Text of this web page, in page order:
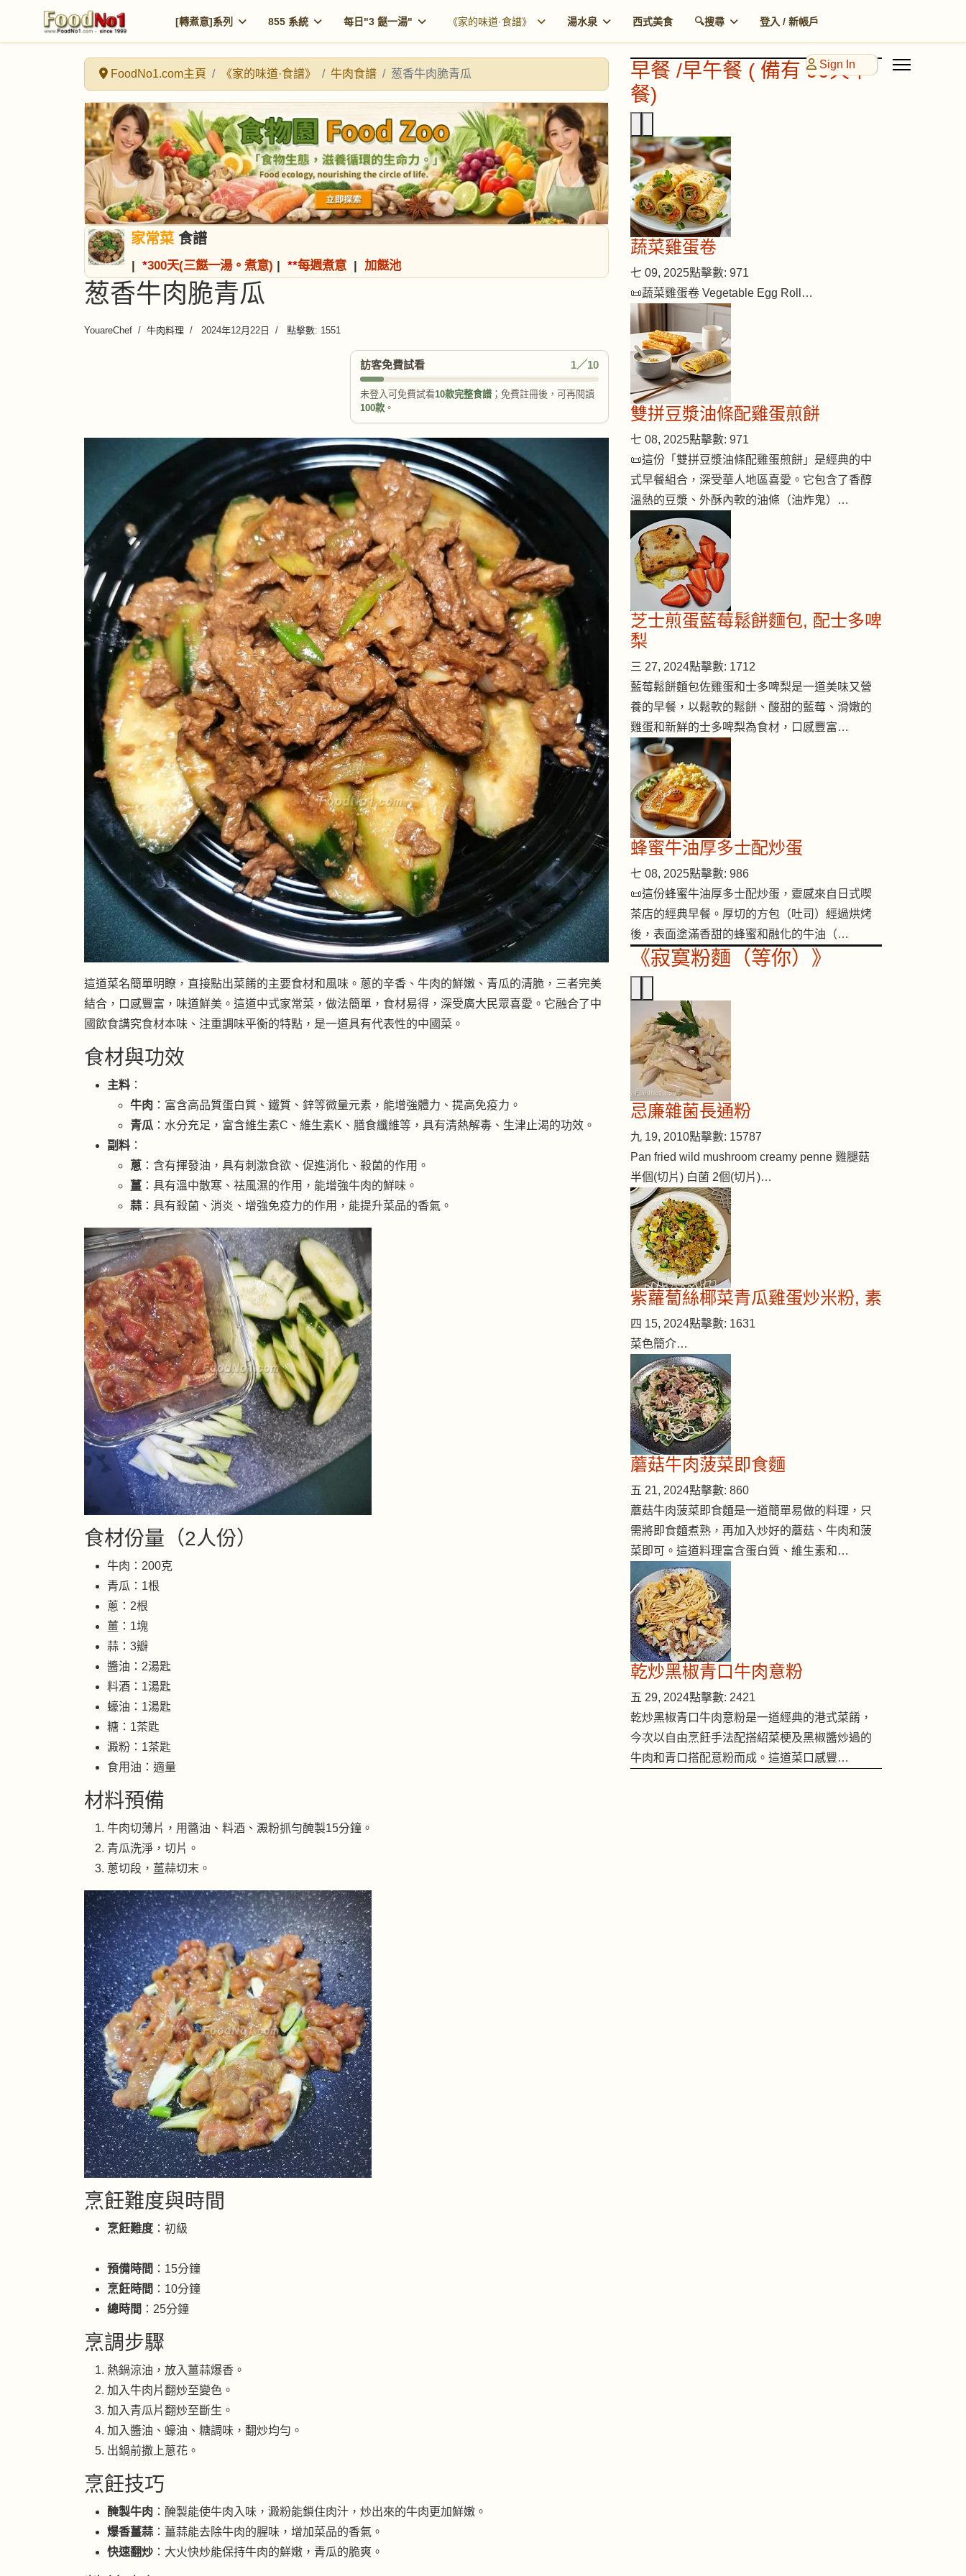
[轉煮意]系列 855 系統 每日"3 餸一湯" 《家的味道·食譜》 湯水泉 西式美食 🔍搜尋 登入 / 新帳戶
Sign In
FoodNo1.com主頁 《家的味道·食譜》 牛肉食譜 葱香牛肉脆青瓜
家常菜 食譜
| *300天(三餸一湯。煮意) | **每週煮意 | 加餸池
葱香牛肉脆青瓜
YouareChef 牛肉料理 2024年12月22日 點擊數: 1551
訪客免費試看 1／10
未登入可免費試看10款完整食譜 ；免費註冊後，可再閱讀
100款 。
這道菜名簡單明瞭，直接點出菜餚的主要食材和風味。蔥的辛香、牛肉的鮮嫩、青瓜的清脆，三者完美
結合，口感豐富，味道鮮美。這道中式家常菜，做法簡單，食材易得，深受廣大民眾喜愛。它融合了中
國飲食講究食材本味、注重調味平衡的特點，是一道具有代表性的中國菜。
食材與功效
主料 ：
牛肉 ：富含高品質蛋白質、鐵質、鋅等微量元素，能增強體力、提高免疫力。
青瓜 ：水分充足，富含維生素C、維生素K、膳食纖維等，具有清熱解毒、生津止渴的功效。
副料 ：
蔥 ：含有揮發油，具有刺激食欲、促進消化、殺菌的作用。
薑 ：具有溫中散寒、祛風濕的作用，能增強牛肉的鮮味。
蒜 ：具有殺菌、消炎、增強免疫力的作用，能提升菜品的香氣。
食材份量（2人份）
牛肉：200克
青瓜：1根
蔥：2根
薑：1塊
蒜：3瓣
醬油：2湯匙
料酒：1湯匙
蠔油：1湯匙
糖：1茶匙
澱粉：1茶匙
食用油：適量
材料預備
牛肉切薄片，用醬油、料酒、澱粉抓勻醃製15分鐘。
青瓜洗淨，切片。
蔥切段，薑蒜切末。
烹飪難度與時間
烹飪難度 ：初級
預備時間 ：15分鐘
烹飪時間 ：10分鐘
總時間 ：25分鐘
烹調步驟
熱鍋涼油，放入薑蒜爆香。
加入牛肉片翻炒至變色。
加入青瓜片翻炒至斷生。
加入醬油、蠔油、糖調味，翻炒均勻。
出鍋前撒上蔥花。
烹飪技巧
醃製牛肉 ：醃製能使牛肉入味，澱粉能鎖住肉汁，炒出來的牛肉更加鮮嫩。
爆香薑蒜 ：薑蒜能去除牛肉的腥味，增加菜品的香氣。
快速翻炒 ：大火快炒能保持牛肉的鮮嫩，青瓜的脆爽。
早餐 /早午餐 ( 備有 90天早
餐)
蔬菜雞蛋卷
七 09, 2025點擊數: 971
📜蔬菜雞蛋卷 Vegetable Egg Roll…
雙拼豆漿油條配雞蛋煎餅
七 08, 2025點擊數: 971
📜這份「雙拼豆漿油條配雞蛋煎餅」是經典的中
式早餐組合，深受華人地區喜愛。它包含了香醇
溫熱的豆漿、外酥內軟的油條（油炸鬼）…
芝士煎蛋藍莓鬆餅麵包, 配士多啤
梨
三 27, 2024點擊數: 1712
藍莓鬆餅麵包佐雞蛋和士多啤梨是一道美味又營
養的早餐，以鬆軟的鬆餅、酸甜的藍莓、滑嫩的
雞蛋和新鮮的士多啤梨為食材，口感豐富…
蜂蜜牛油厚多士配炒蛋
七 08, 2025點擊數: 986
📜這份蜂蜜牛油厚多士配炒蛋，靈感來自日式喫
茶店的經典早餐。厚切的方包（吐司）經過烘烤
後，表面塗滿香甜的蜂蜜和融化的牛油（…
《寂寞粉麵（等你）》
忌廉雜菌長通粉
九 19, 2010點擊數: 15787
Pan fried wild mushroom creamy penne 雞腿菇
半個(切片) 白菌 2個(切片)…
紫蘿蔔絲椰菜青瓜雞蛋炒米粉, 素
四 15, 2024點擊數: 1631
菜色簡介…
蘑菇牛肉菠菜即食麵
五 21, 2024點擊數: 860
蘑菇牛肉菠菜即食麵是一道簡單易做的料理，只
需將即食麵煮熟，再加入炒好的蘑菇、牛肉和菠
菜即可。這道料理富含蛋白質、維生素和…
乾炒黑椒青口牛肉意粉
五 29, 2024點擊數: 2421
乾炒黑椒青口牛肉意粉是一道經典的港式菜餚，
今次以自由烹飪手法配搭紹菜梗及黑椒醬炒過的
牛肉和青口搭配意粉而成。這道菜口感豐…